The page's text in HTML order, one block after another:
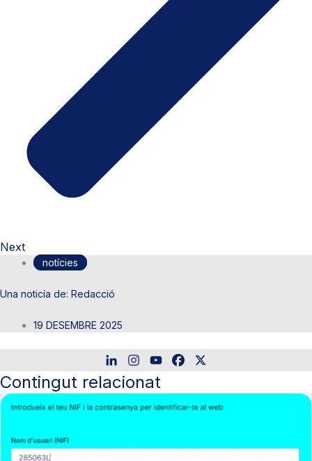
Next
notícies
Redacció
19 DESEMBRE 2025
Contingut relacionat